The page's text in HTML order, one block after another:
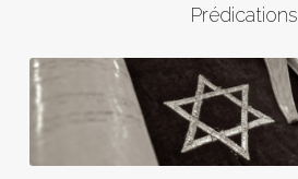
Prédications